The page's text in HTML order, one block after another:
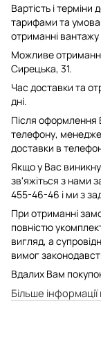
Вартість і терміни
тарифами та
отриманні вантажу
Можливе
Сирецька, 31.
Час доставки та
дні.
Після оформлення
телефону,
доставки в
Якщо у Вас
зв'яжіться з нами
455-46-46 і ми з
При отриманні
повністю
вигляд, а
вимог
Вдалих Вам
Більше